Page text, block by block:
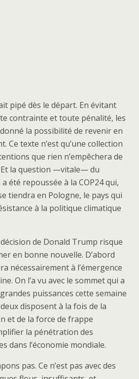
pipé dès le départ. En évitant
contrainte et toute pénalité, les
la possibilité de revenir en
Ce texte n’est qu’une collection
que rien n’empêchera de
la question —vitale— du
été repoussée à la COP24 qui,
tiendra en Pologne, le pays qui
à la politique climatique
de Donald Trump risque
en bonne nouvelle. D’abord
nécessairement à l’émergence
On l’a vu avec le sommet qui a
puissances cette semaine
disposent à la fois de la
et de la force de frappe
la pénétration des
dans l’économie mondiale.
pas. Ce n’est pas avec des